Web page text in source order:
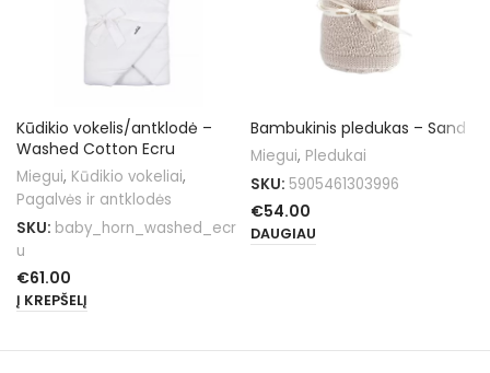
Kūdikio vokelis/antklodė –
Washed Cotton Ecru
Miegui, Kūdikio vokeliai,
Pagalvės ir antklodės
SKU: baby_horn_washed_ecr
u
€61.00
Į KREPŠELĮ
Bambukinis pledukas – Sand
Miegui, Pledukai
SKU: 5905461303996
€54.00
DAUGIAU